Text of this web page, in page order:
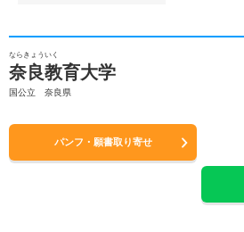
ならきょういく
奈良教育大学
国公立 奈良県
パンフ・願書取り寄せ